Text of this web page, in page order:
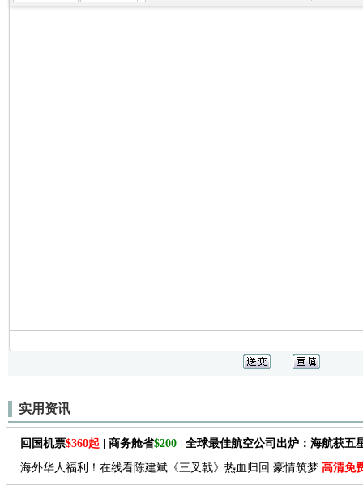
实用资讯
回国机票$360起 | 商务舱省$200 | 全球最佳航空公司出炉：海航获五
海外华人福利！在线看陈建斌《三叉戟》热血归回 豪情筑梦 高清免